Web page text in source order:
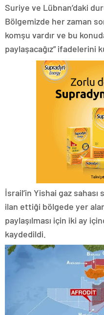
Suriye ve Lübnan’daki
Bölgemizde her zaman
komşu vardır ve bu
paylaşacağız” ifadelerini
İsrail’in Yishai gaz sahası
ilan ettiği bölgede yer
paylaşılması için iki ay
kaydedildi.